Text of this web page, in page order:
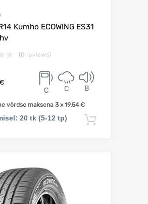
Kumho ECOWING ES31
(0 reviews)
€
C C B
võrdse maksena 3 x19.54€
20 tk (5-12 tp)